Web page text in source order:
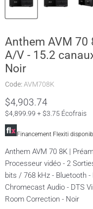
Anthem AVM
A/V - 15.2
Noir
Code:AVM708K
$4,903.74
$4,899.99 + $3.75 Écofrais
Financement Flexiti
Anthem AVM 70 8K |
Processeur vidéo - 2
bits / 768 kHz - Bluetooth -
Chromecast Audio - DTS
Room Correction - Noir